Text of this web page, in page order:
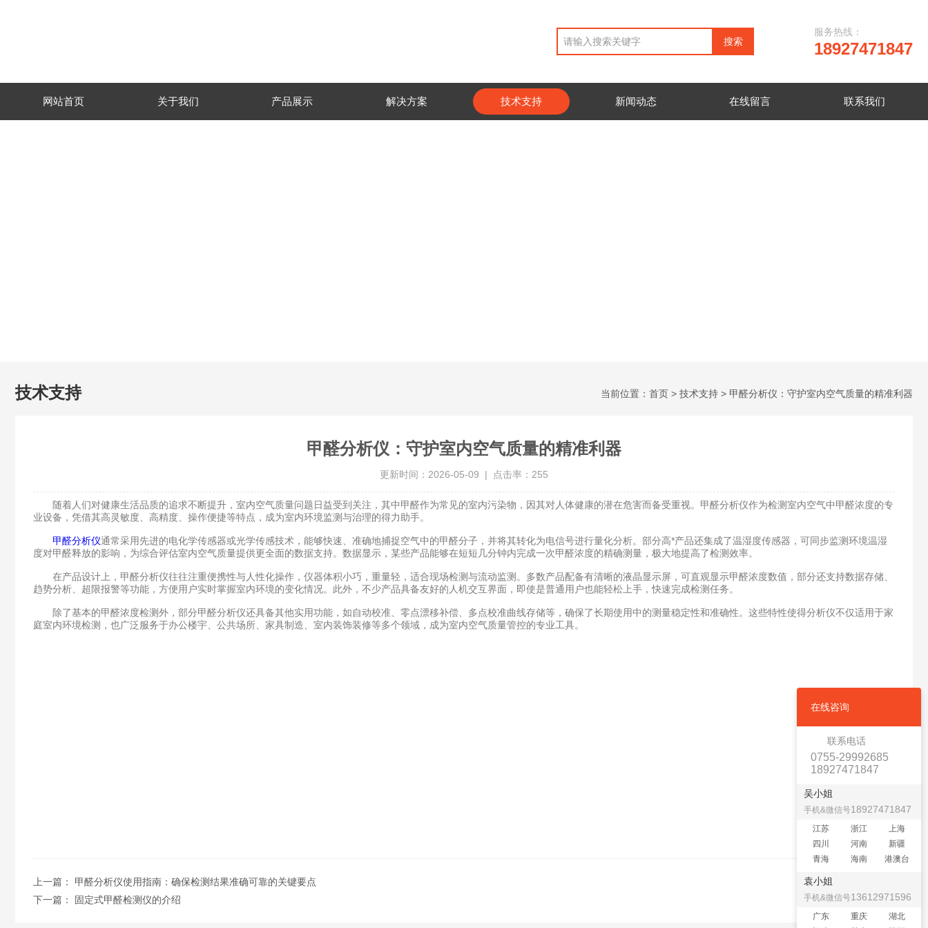
18927471847
服务热线：
网站首页 关于我们 产品展示 解决方案 技术支持 新闻动态 在线留言 联系我们
技术支持 当前位置： 首页 > 技术支持 > 甲醛分析仪：守护室内空气质量的精准利器
甲醛分析仪：守护室内空气质量的精准利器
更新时间：2026-05-09 | 点击率：255
随着人们对健康生活品质的追求不断提升，室内空气质量问题日益受到关注，其中甲醛作为常见的室内污染物，因其对人体健康的潜在危害而备受重视。甲醛分析仪作为检测室内空气中甲醛浓度的专
业设备，凭借其高灵敏度、高精度、操作便捷等特点，成为室内环境监测与治理的得力助手。
甲醛分析仪通常采用先进的电化学传感器或光学传感技术，能够快速、准确地捕捉空气中的甲醛分子，并将其转化为电信号进行量化分析。部分高*产品还集成了温湿度传感器，可同步监测环境温湿
度对甲醛释放的影响，为综合评估室内空气质量提供更全面的数据支持。数据显示，某些产品能够在短短几分钟内完成一次甲醛浓度的精确测量，极大地提高了检测效率。
在产品设计上，甲醛分析仪往往注重便携性与人性化操作，仪器体积小巧，重量轻，适合现场检测与流动监测。多数产品配备有清晰的液晶显示屏，可直观显示甲醛浓度数值，部分还支持数据存储、
趋势分析、超限报警等功能，方便用户实时掌握室内环境的变化情况。此外，不少产品具备友好的人机交互界面，即使是普通用户也能轻松上手，快速完成检测任务。
除了基本的甲醛浓度检测外，部分甲醛分析仪还具备其他实用功能，如自动校准、零点漂移补偿、多点校准曲线存储等，确保了长期使用中的测量稳定性和准确性。这些特性使得分析仪不仅适用于家
庭室内环境检测，也广泛服务于办公楼宇、公共场所、家具制造、室内装饰装修等多个领域，成为室内空气质量管控的专业工具。
上一篇： 甲醛分析仪使用指南：确保检测结果准确可靠的关键要点
下一篇：
固定式甲醛检测仪的介绍
在线咨询
联系电话
0755-29992685
18927471847
吴小姐
手机&微信号18927471847
江苏 浙江
上海
四川
河南
新疆
青海
海南 港澳台
袁小姐
手机&微信号13612971596
广东 重庆
湖北